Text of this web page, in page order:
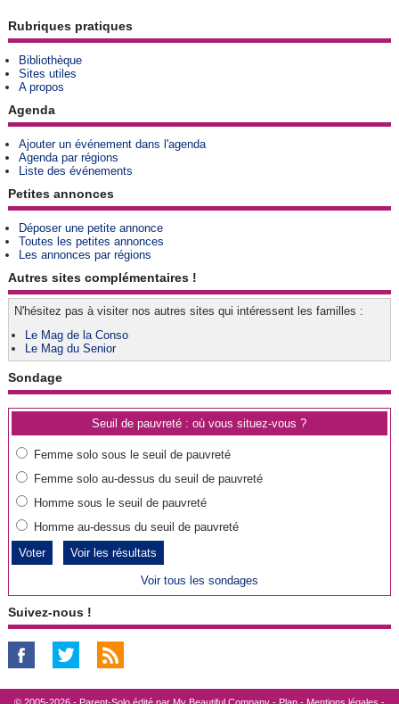
Rubriques pratiques
Bibliothèque
Sites utiles
A propos
Agenda
Ajouter un événement dans l'agenda
Agenda par régions
Liste des événements
Petites annonces
Déposer une petite annonce
Toutes les petites annonces
Les annonces par régions
Autres sites complémentaires !
N'hésitez pas à visiter nos autres sites qui intéressent les familles :
Le Mag de la Conso
Le Mag du Senior
Sondage
Seuil de pauvreté : où vous situez-vous ?
Femme solo sous le seuil de pauvreté
Femme solo au-dessus du seuil de pauvreté
Homme sous le seuil de pauvreté
Homme au-dessus du seuil de pauvreté
Voir les résultats
Voir tous les sondages
Suivez-nous !